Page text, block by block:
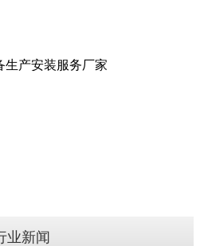
生产安装服务厂家
业新闻